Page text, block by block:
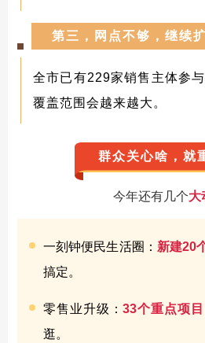
第三，网点不够，继续扩
全市已有229家销售主体参
覆盖范围会越来越大。
群众关心啥，就
今年还有几个大
一刻钟便民生活圈： 新建20
搞定。
零售业升级：33个重点项目
逛。